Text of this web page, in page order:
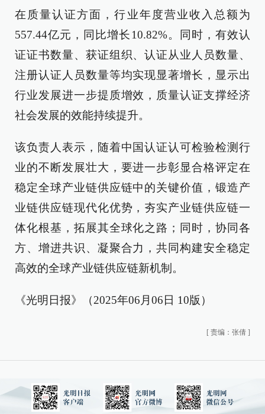
在质量认证方面，行业年度营业收入总额为
557.44亿元，同比增长10.82%。同时，有效认
证证书数量、获证组织、认证从业人员数量、
注册认证人员数量等均实现显著增长，显示出
行业发展进一步提质增效，质量认证支撑经济
社会发展的效能持续提升。
该负责人表示，随着中国认证认可检验检测行
业的不断发展壮大，要进一步彰显合格评定在
稳定全球产业链供应链中的关键价值，锻造产
业链供应链现代化优势，夯实产业链供应链一
体化根基，拓展其全球化之路；同时，协同各
方、增进共识、凝聚合力，共同构建安全稳定
高效的全球产业链供应链新机制。
《光明日报》（2025年06月06日 10版）
[ 责编：张倩 ]